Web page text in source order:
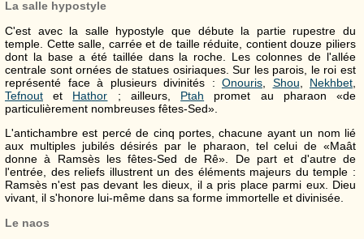
La salle hypostyle
C'est avec la salle hypostyle que débute la partie rupestre du
temple. Cette salle, carrée et de taille réduite, contient douze piliers
dont la base a été taillée dans la roche. Les colonnes de l'allée
centrale sont ornées de statues osiriaques. Sur les parois, le roi est
représenté face à plusieurs divinités : Onouris Shou Nekhbet
Tefnout et Hathor ; ailleurs, Ptah promet au pharaon «de
particulièrement nombreuses fêtes-Sed».
L'antichambre est percé de cinq portes, chacune ayant un nom lié
aux multiples jubilés désirés par le pharaon, tel celui de «Maât
donne à Ramsès les fêtes-Sed de Rê». De part et d'autre de
l'entrée, des reliefs illustrent un des éléments majeurs du temple :
Ramsès n'est pas devant les dieux, il a pris place parmi eux. Dieu
vivant, il s'honore lui-même dans sa forme immortelle et divinisée.
Le naos